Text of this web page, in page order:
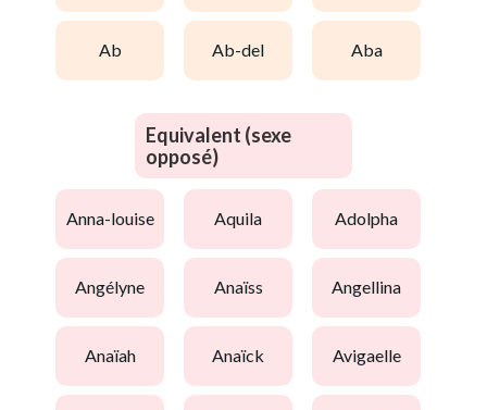
ab ab-del aba
Equivalent (sexe
opposé)
anna-louise aquila adolpha
angélyne anaïss angellina
anaïah anaïck avigaelle